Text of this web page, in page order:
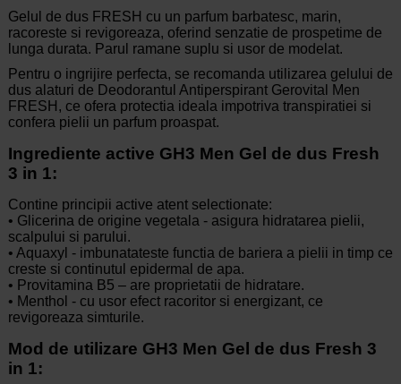
Gelul de dus FRESH cu un parfum barbatesc, marin,
racoreste si revigoreaza, oferind senzatie de prospetime de
lunga durata. Parul ramane suplu si usor de modelat.
Pentru o ingrijire perfecta, se recomanda utilizarea gelului de
dus alaturi de Deodorantul Antiperspirant Gerovital Men
FRESH, ce ofera protectia ideala impotriva transpiratiei si
confera pielii un parfum proaspat.
Ingrediente active GH3 Men Gel de dus Fresh
3 in 1:
Contine principii active atent selectionate:
• Glicerina de origine vegetala - asigura hidratarea pielii,
scalpului si parului.
• Aquaxyl - imbunatateste functia de bariera a pielii in timp ce
creste si continutul epidermal de apa.
• Provitamina B5 – are proprietatii de hidratare.
• Menthol - cu usor efect racoritor si energizant, ce
revigoreaza simturile.
Mod de utilizare GH3 Men Gel de dus Fresh 3
in 1: